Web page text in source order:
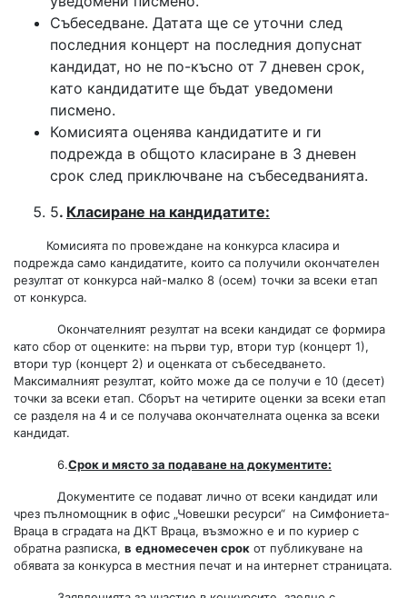
Събеседване. Датата ще се уточни след
последния концерт на последния допуснат
кандидат, но не по-късно от 7 дневен срок,
като кандидатите ще бъдат уведомени
писмено.
Комисията оценява кандидатите и ги
подрежда в общото класиране в 3 дневен
срок след приключване на събеседванията.
5. Класиране на кандидатите:
Комисията по провеждане на конкурса класира и
подрежда само кандидатите, които са получили окончателен
резултат от конкурса най-малко 8 (осем) точки за всеки етап
от конкурса.
Окончателният резултат на всеки кандидат се формира
като сбор от оценките: на първи тур, втори тур (концерт 1),
втори тур (концерт 2) и оценката от събеседването.
Максималният резултат, който може да се получи е 10 (десет)
точки за всеки етап. Сборът на четирите оценки за всеки етап
се разделя на 4 и се получава окончателната оценка за всеки
кандидат.
6.Срок и място за подаване на документите:
Документите се подават лично от всеки кандидат или
чрез пълномощник в офис „Човешки ресурси“ на Симфониета-
Враца в сградата на ДКТ Враца, възможно е и по куриер с
обратна разписка, в едномесечен срок от публикуване на
обявата за конкурса в местния печат и на интернет страницата.